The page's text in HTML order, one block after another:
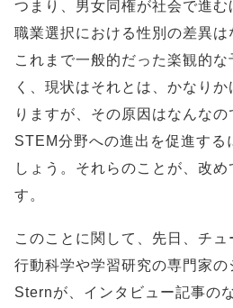
つまり、男女同権が社会で進
職業選択における性別の差異は
これまで一般的だった楽観的
く、現状はそれとは、かなり
りますが、その原因はなんな
STEM分野への進出を促進する
しょう。それらのことが、改め
す。
このことに関して、先日、チ
行動科学や学習研究の専門家
Sternが、インタビュー記事の